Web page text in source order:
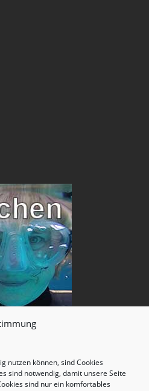
nutzen können, sind Cookies
sind notwendig, damit unsere Seite
sind nur ein komfortables